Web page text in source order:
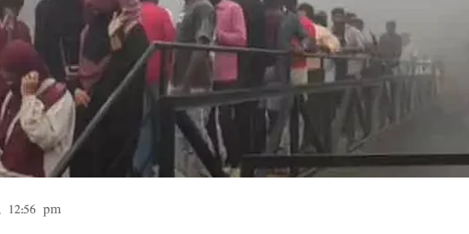
12:56 pm